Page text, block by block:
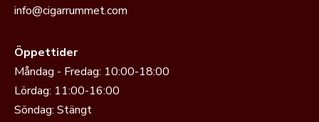
info@cigarrummet.com
Öppettider
Måndag - Fredag: 10:00-18:00
Lördag: 11:00-16:00
Söndag: Stängt